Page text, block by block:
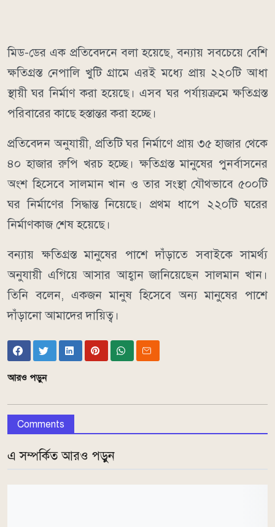
মিড-ডের এক প্রতিবেদনে বলা হয়েছে, বন্যায় সবচেয়ে বেশি
ক্ষতিগ্রস্ত নেপালি খুটি গ্রামে এরই মধ্যে প্রায় ২২০টি আধা
স্থায়ী ঘর নির্মাণ করা হয়েছে। এসব ঘর পর্যায়ক্রমে ক্ষতিগ্রস্ত
পরিবারের কাছে হস্তান্তর করা হচ্ছে।
প্রতিবেদন অনুযায়ী, প্রতিটি ঘর নির্মাণে প্রায় ৩৫ হাজার থেকে
৪০ হাজার রুপি খরচ হচ্ছে। ক্ষতিগ্রস্ত মানুষের পুনর্বাসনের
অংশ হিসেবে সালমান খান ও তার সংস্থা যৌথভাবে ৫০০টি
ঘর নির্মাণের সিদ্ধান্ত নিয়েছে। প্রথম ধাপে ২২০টি ঘরের
নির্মাণকাজ শেষ হয়েছে।
বন্যায় ক্ষতিগ্রস্ত মানুষের পাশে দাঁড়াতে সবাইকে সামর্থ্য
অনুযায়ী এগিয়ে আসার আহ্বান জানিয়েছেন সালমান খান।
তিনি বলেন, একজন মানুষ হিসেবে অন্য মানুষের পাশে
দাঁড়ানো আমাদের দায়িত্ব।
আরও পড়ুন
Comments
এ সম্পর্কিত আরও পড়ুন